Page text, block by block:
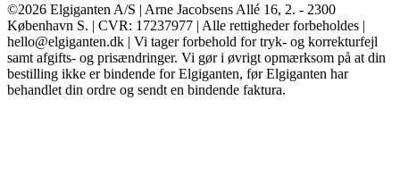
©2026 Elgiganten A/S | Arne Jacobsens Allé 16, 2. - 2300
København S. | CVR: 17237977 | Alle rettigheder forbeholdes |
hello@elgiganten.dk | Vi tager forbehold for tryk- og korrekturfejl
samt afgifts- og prisændringer. Vi gør i øvrigt opmærksom på at din
bestilling ikke er bindende for Elgiganten, før Elgiganten har
behandlet din ordre og sendt en bindende faktura.